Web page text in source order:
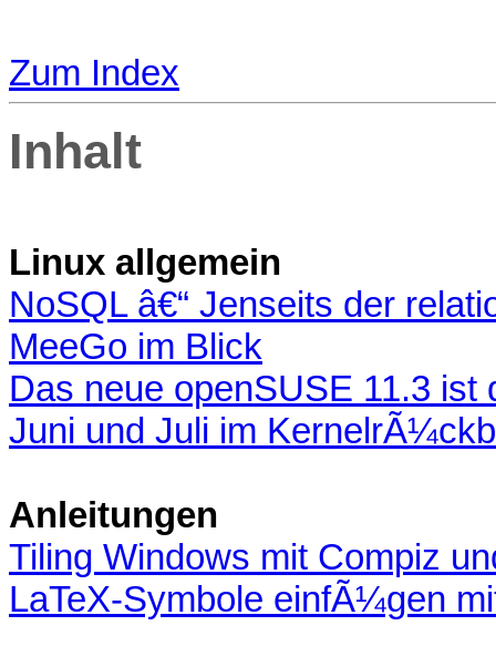
Zum Index
Inhalt
Linux allgemein
NoSQL â€“ Jenseits der
MeeGo im Blick
Das neue openSUSE 11.3 ist
Juni und Juli im
Anleitungen
Tiling Windows mit Compiz
LaTeX-Symbole einfÃ¼gen